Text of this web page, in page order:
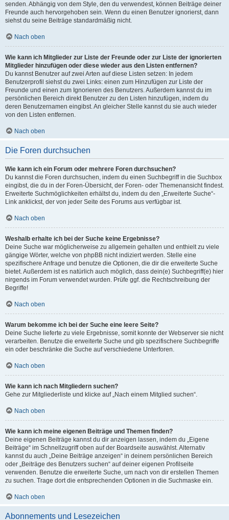
senden. Abhängig von dem Style, den du verwendest, können Beiträge deiner
Freunde auch hervorgehoben sein. Wenn du einen Benutzer ignorierst, dann
siehst du seine Beiträge standardmäßig nicht.
Nach oben
Wie kann ich Mitglieder zur Liste der Freunde oder zur Liste der ignorierten
Mitglieder hinzufügen oder diese wieder aus den Listen entfernen?
Du kannst Benutzer auf zwei Arten auf diese Listen setzen: In jedem
Benutzerprofil siehst du zwei Links: einen zum Hinzufügen zur Liste der
Freunde und einen zum Ignorieren des Benutzers. Außerdem kannst du im
persönlichen Bereich direkt Benutzer zu den Listen hinzufügen, indem du
deren Benutzernamen eingibst. An gleicher Stelle kannst du sie auch wieder
von den Listen entfernen.
Nach oben
Die Foren durchsuchen
Wie kann ich ein Forum oder mehrere Foren durchsuchen?
Du kannst die Foren durchsuchen, indem du einen Suchbegriff in die Suchbox
eingibst, die du in der Foren-Übersicht, der Foren- oder Themenansicht findest.
Erweiterte Suchmöglichkeiten erhältst du, indem du den „Erweiterte Suche“-
Link anklickst, der von jeder Seite des Forums aus verfügbar ist.
Nach oben
Weshalb erhalte ich bei der Suche keine Ergebnisse?
Deine Suche war möglicherweise zu allgemein gehalten und enthielt zu viele
gängige Wörter, welche von phpBB nicht indiziert werden. Stelle eine
spezifischere Anfrage und benutze die Optionen, die dir die erweiterte Suche
bietet. Außerdem ist es natürlich auch möglich, dass dein(e) Suchbegriff(e) hier
nirgends im Forum verwendet wurden. Prüfe ggf. die Rechtschreibung der
Begriffe!
Nach oben
Warum bekomme ich bei der Suche eine leere Seite?
Deine Suche lieferte zu viele Ergebnisse, somit konnte der Webserver sie nicht
verarbeiten. Benutze die erweiterte Suche und gib spezifischere Suchbegriffe
ein oder beschränke die Suche auf verschiedene Unterforen.
Nach oben
Wie kann ich nach Mitgliedern suchen?
Gehe zur Mitgliederliste und klicke auf „Nach einem Mitglied suchen“.
Nach oben
Wie kann ich meine eigenen Beiträge und Themen finden?
Deine eigenen Beiträge kannst du dir anzeigen lassen, indem du „Eigene
Beiträge“ im Schnellzugriff oben auf der Boardseite auswählst. Alternativ
kannst du auch „Deine Beiträge anzeigen“ in deinem persönlichen Bereich
oder „Beiträge des Benutzers suchen“ auf deiner eigenen Profilseite
verwenden. Benutze die erweiterte Suche, um nach von dir erstellen Themen
zu suchen. Trage dort die entsprechenden Optionen in die Suchmaske ein.
Nach oben
Abonnements und Lesezeichen